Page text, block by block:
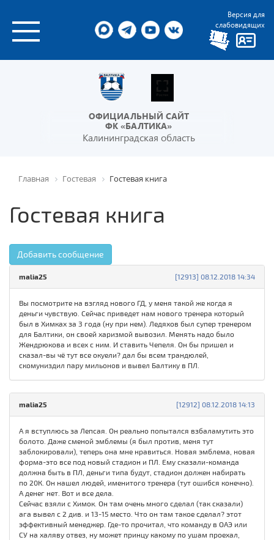
Версия для
слабовидящих
ОФИЦИАЛЬНЫЙ САЙТ
ФК «БАЛТИКА»
Калининградская область
Главная Гостевая Гостевая книга
Гостевая книга
Добавить сообщение
[12913] 08.12.2018 14:34
malia25
Вы посмотрите на взгляд нового ГД, у меня такой же когда я
деньги чувствую. Сейчас приведет нам нового тренера который
был в Химках за 3 года (ну при нем). Ледяхов был супер тренером
для Балтики, он своей харизмой вывозил. Менять надо было
Жендрюкова и всех с ним. И ставить Чепеля. Он бы пришел и
сказал-вы чё тут все окуели? дал бы всем трандюлей,
скомуниздил пару мильонов и вывел Балтику в ПЛ.
[12912] 08.12.2018 14:13
malia25
А я вступлюсь за Лепсая. Он реально попытался взбаламутить это
болото. Даже сменой эмблемы (я был против, меня тут
заблокировали), теперь она мне нравиться. Новая эмблема, новая
форма-это все под новый стадион и ПЛ. Ему сказали-команда
должна быть в ПЛ, деньги типа будут, стадион должен набирать
по 20К. Он нашел людей, именитого тренера (тут ошибся конечно).
А денег нет. Вот и все дела.
Сейчас взяли с Химок. Он там очень много сделал (так сказали)
ага вывел с 2 див. и 13-15 место. Что он там такое сделал? этот
эффективный менеджер. Где-то прочитал, что команду в ОАЭ или
СУ на халяву отвез, ну может принцу какому по ушам проехал,